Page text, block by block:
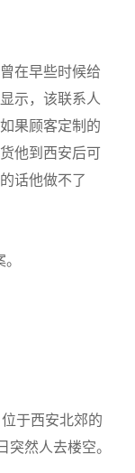
在早些时候给
示，该联系人
果顾客定制的
他到西安后可
话他做不了
于西安北郊的
然人去楼空。